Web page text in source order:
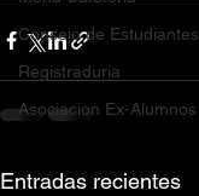
Consejo de Estudiantes
Registraduria
Asociacion Ex-Alumnos
Entradas recientes